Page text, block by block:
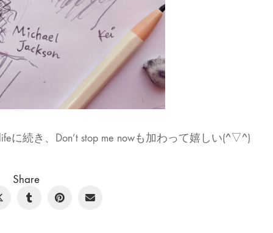
に続き、Don’t stop me nowも加わって嬉しい(^▽^)
Share